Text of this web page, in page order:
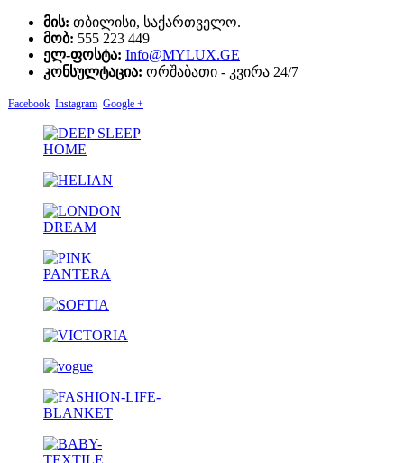
მის: თბილისი, საქართველო.
მობ: 555 223 449
ელ-ფოსტა: Info@MYLUX.GE
კონსულტაცია: ორშაბათი - კვირა 24/7
Facebook Instagram Google +